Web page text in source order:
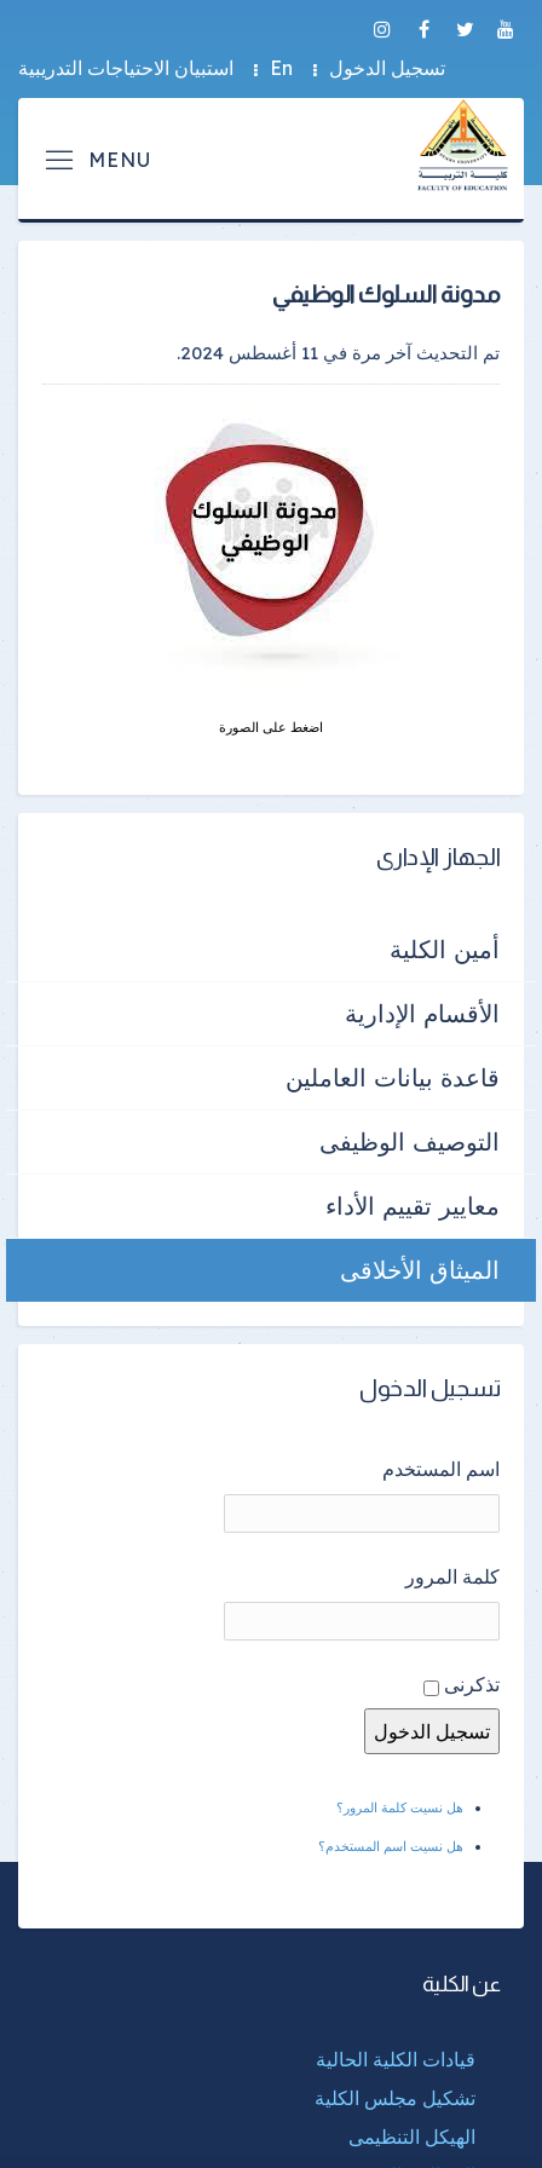
تسجيل الدخول En استبيان الاحتياجات التدريبية
مدونة السلوك الوظيفي
تم التحديث آخر مرة في 11 أغسطس 2024 .
اضغط على الصورة
الجهاز الإدارى
أمين الكلية
الأقسام الإدارية
قاعدة بيانات العاملين
التوصيف الوظيفى
معايير تقييم الأداء
الميثاق الأخلاقى
تسجيل الدخول
اسم المستخدم
كلمة المرور
تذكرنى
هل نسيت كلمة المرور؟
هل نسيت اسم المستخدم؟
عن الكلية
قيادات الكلية الحالية
تشكيل مجلس الكلية
الهيكل التنظيمى